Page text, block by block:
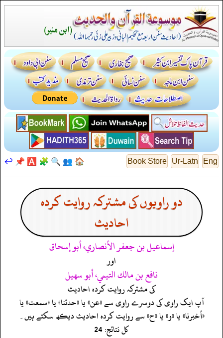
Eng
Ur-Latn
Book Store
🏠
👥
🔍
🧩
🅰️
📌
↩️
دو راویوں کی مشترکہ روایت کردہ
احادیث
إسماعيل بن جعفر الأنصاري، أبو إسحاق
اور
نافع بن مالك التيمي، أبو سهيل
کی مشترکہ روایت کردہ احادیث
آپ ایک راوی کی دوسرے راوی سے «عن» یا «حدثنا» یا «سمعت» یا
«أخبرنا» یا «و» یا «ح» سے روایت کردہ احادیث دیکھ سکتے ہیں۔
کل نتائج: 24